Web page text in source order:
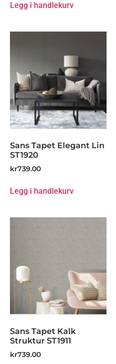
Legg i handlekurv
Sans Tapet Elegant Lin
ST1920
kr739.00
Legg i handlekurv
Sans Tapet Kalk
Struktur ST1911
kr739.00